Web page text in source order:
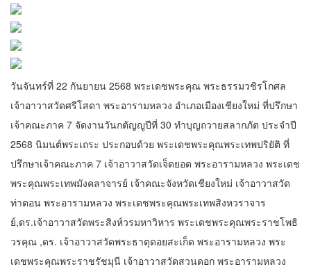
วันจันทร์ที่ 22 กันยายน 2568 พระเดชพระคุณ พระธรรมวชิรโกศล
เจ้าอาวาสวัดศรีโสดา พระอารามหลวง อำเภอเมืองเชียงใหม่ ที่ปรึกษา
เจ้าคณะภาค 7 จัดงานวันกตัญญูปีที่ 30 ทำบุญถวายสลากภัต ประจำปี
2568 นิมนต์พระเถระ ประกอบด้วย พระเดชพระคุณพระเทพปริยัติ ที่
ปรึกษาเจ้าคณะภาค 7 เจ้าอาวาสวัดเจ็ดยอด พระอารามหลวง พระเดช
พระคุณพระเทพมังคลาจารย์ เจ้าคณะจังหวัดเชียงใหม่ เจ้าอาวาสวัด
ท่าตอน พระอารามหลวง พระเดชพระคุณพระเทพสิงหวราจาร
ย์,ดร.เจ้าอาวาสวัดพระสิงห์วรมหาวิหาร พระเดชพระคุณพระราชโพธิ
วรคุณ ,ดร. เจ้าอาวาสวัดพระธาตุดอยสะเก็ด พระอารามหลวง พระ
เดชพระคุณพระราชรัชมุนี เจ้าอาวาสวัดสวนดอก พระอารามหลวง